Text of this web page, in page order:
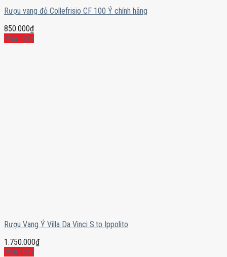
Rượu vang đỏ Collefrisio CF 100 Ý chính hãng
850.000₫
Mua ngay
Rượu Vang Ý Villa Da Vinci S.to Ippolito
1.750.000₫
Mua ngay